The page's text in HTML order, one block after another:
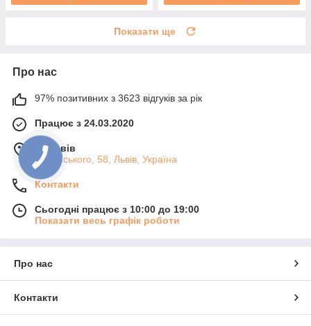
Показати ще
Про нас
97% позитивних з 3623 відгуків за рік
Працює з 24.03.2020
м. Львів
Липинського, 58, Львів, Україна
Контакти
Сьогодні працює з 10:00 до 19:00
Показати весь графік роботи
Про нас
Контакти